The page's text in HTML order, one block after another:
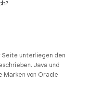
Seite unterliegen den
Java und
Marken von Oracle